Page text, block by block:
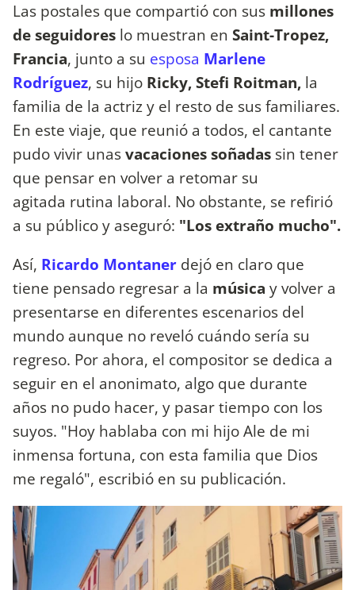
Las postales que compartió con sus millones
de seguidores lo muestran en Saint-Tropez,
Francia, junto a su esposa Marlene
Rodríguez, su hijo Ricky, Stefi Roitman, la
familia de la actriz y el resto de sus familiares.
En este viaje, que reunió a todos, el cantante
pudo vivir unasvacaciones soñadas sin tener
que pensar en volver a retomar su
agitada rutina laboral. No obstante, se refirió
a su público y aseguró: "Los extraño mucho".
Así, Ricardo Montaner dejó en claro que
tiene pensado regresar a la música y volver a
presentarse en diferentes escenarios del
mundo aunque no reveló cuándo sería su
regreso. Por ahora, el compositor se dedica a
seguir en el anonimato, algo que durante
años no pudo hacer, y pasar tiempo con los
suyos. "Hoy hablaba con mi hijo Ale de mi
inmensa fortuna, con esta familia que Dios
me regaló", escribió en su publicación.